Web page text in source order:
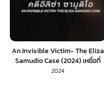
An Invisible Victim- The Eliza
Samudio Case (2024) เหยื่อที่
มองไม่เห็น คดีอีลิซ่า ซามูดิโอ (ซับ
2024